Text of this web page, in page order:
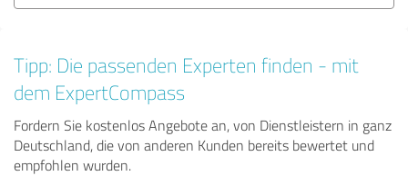
Tipp: Die passenden Experten finden - mit
dem ExpertCompass
Fordern Sie kostenlos Angebote an, von Dienstleistern in ganz
Deutschland, die von anderen Kunden bereits bewertet und
empfohlen wurden.